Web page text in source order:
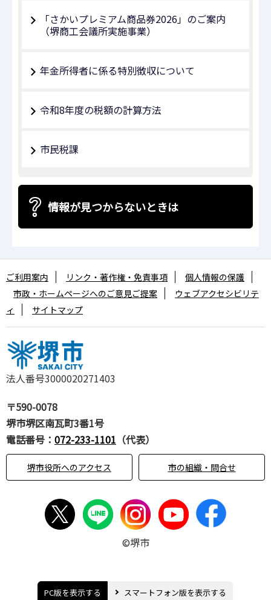
「さかいプレミアム商品券2026」のご案内
（堺商工会議所実施事業）
年金所得者に係る特別徴収について
令和8年度の税額の計算方法
市民税課
情報が見つからないときは
法人番号3000020271403
〒590-0078
堺市堺区南瓦町3番1号
電話番号： 072-233-1101 （代表）
堺市役所へのアクセス 市の組織・問合せ
ご利用案内 リンク・著作権・免責事項
個人情報の保護
市政・ホームページへのご意見ご提案
ウェブアクセシビリテ
ィ
サイトマップ
©堺市
PC版を表示する スマートフォン版を表示する